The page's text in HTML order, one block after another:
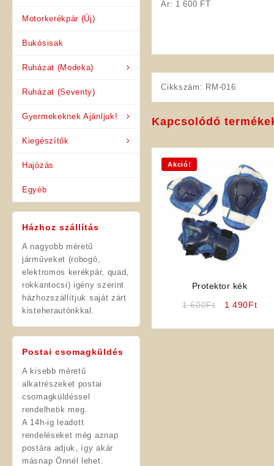
Motorkerékpár (Új)
Bukósisak
Ruházat (Modeka)
Ruházat (Seventy)
Gyermekeknek Ajánljuk!
Kiegészítők
Hajózás
Egyéb
Házhoz szállítás
A nagyobb méretű
járműveket (robogó,
elektromos kerékpár, quad,
rokkantocsi) igény szerint
házhozszállítjuk saját zárt
kisteherautónkkal.
Postai csomagküldés
A kisebb méretű
alkatrészeket postai
csomagküldéssel
rendelhetik meg.
A 14h-ig leadott
rendeléseket még aznap
postára adjuk, így akár
másnap Önnél lehet.
Ár: 1 600 FT
Cikkszám: RM-016
Kapcsolódó
Akció!
Protektor kék
1 600Ft
Original
was:
1 490Ft
is: